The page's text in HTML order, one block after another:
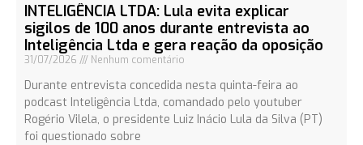
INTELIGÊNCIA LTDA: Lula evita explicar
sigilos de 100 anos durante entrevista ao
Inteligência Ltda e gera reação da oposição
31/07/2026 Nenhum comentário
Durante entrevista concedida nesta quinta-feira ao
podcast Inteligência Ltda, comandado pelo youtuber
Rogério Vilela, o presidente Luiz Inácio Lula da Silva (PT)
foi questionado sobre